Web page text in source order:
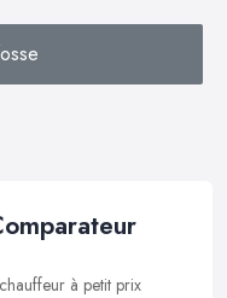
à petit prix